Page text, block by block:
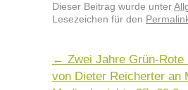
Dieser Beitrag wurde unter
Lesezeichen für den
← Zwei Jahre Grün-
von Dieter Reicherter an